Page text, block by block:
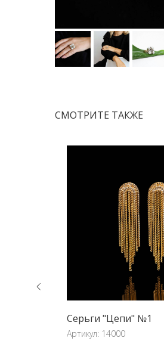
СМОТРИТЕ ТАКЖЕ
Серьги "Цепи" №1
Артикул: 14000